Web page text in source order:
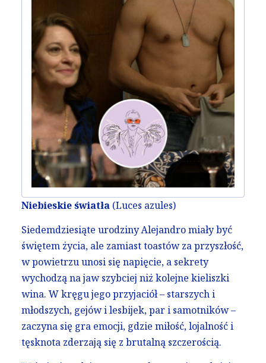
Niebieskie światła (Luces azules)
Siedemdziesiąte urodziny Alejandro miały być
świętem życia, ale zamiast toastów za przyszłość,
w powietrzu unosi się napięcie, a sekrety
wychodzą na jaw szybciej niż kolejne kieliszki
wina. W kręgu jego przyjaciół – starszych i
młodszych, gejów i lesbijek, par i samotników –
zaczyna się gra emocji, gdzie miłość, lojalność i
tęsknota zderzają się z brutalną szczerością.